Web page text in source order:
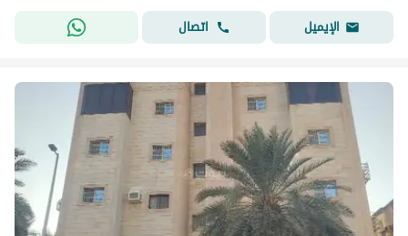
الإيميل
اتصال